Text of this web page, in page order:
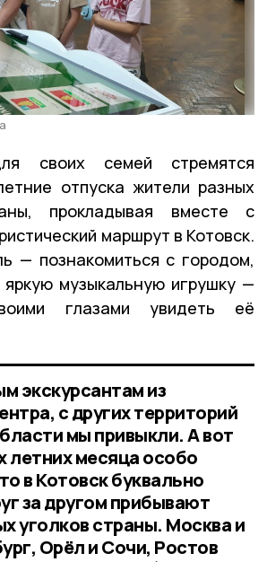
своих семей стремятся
отпуска жители разных
прокладывая вместе с
маршрут в Котовск.
— познакомиться с городом,
музыкальную игрушку —
глазами увидеть её
экскурсантам из
с других территорий
мы привыкли. А вот
летних месяца особо
в Котовск буквально
за другом прибывают
уголков страны. Москва и
Орёл и Сочи, Ростов